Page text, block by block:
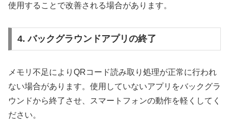
使用することで改善される場合があります。
4. バックグラウンドアプリの終了
メモリ不足によりQRコード読み取り処理が正常に行われ
ない場合があります。使用していないアプリをバックグラ
ウンドから終了させ、スマートフォンの動作を軽くしてく
ださい。